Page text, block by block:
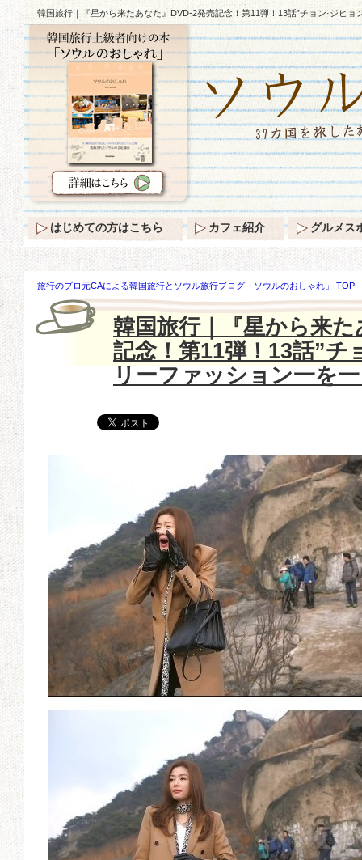
韓国旅行｜『星から来たあなた』DVD-2発売記念！第11弾！13話”チョン·ジヒ
旅行のプロ元CAによる韓国旅行とソウル旅行ブログ「ソウルのおしゃれ」 TOP
たあなた』DVD-2発売記念！第11弾！13話”チョン·ジヒョンのデイリーファッシ
韓国旅行｜『星から来
記念！第11弾！13話”チ
リーファッション一を
はじめての方はこちら カフェ紹介 グルメス